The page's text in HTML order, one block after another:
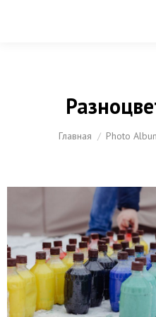
Вы здесь:
Главная Photo